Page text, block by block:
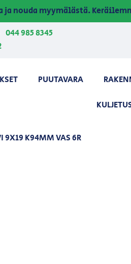
ja nouda myymälästä.
044 985 8345
PUUTAVARA
9X19 K94MM VAS 6R